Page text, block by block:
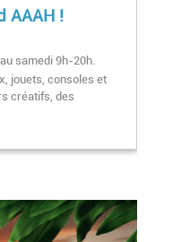
AAAH !
samedi 9h-20h.
jouets, consoles et
créatifs, des